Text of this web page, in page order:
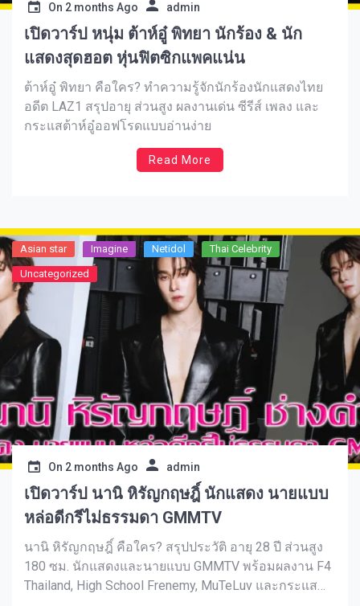
On 2 months Ago admin
เปิดวาร์ป หนุ่ม ต้าห์อู๋ พิทยา นักร้อง & นัก
แสดงสุดฮอต หุ่นฟิตซิกแพคแน่น
ต้าห์อู๋ พิทยา คือใคร? ทำความรู้จักนักร้องนักแสดงไทย
อดีต LAZ1 สรุปอายุ ส่วนสูง ผลงานเด่น ซีรีส์ เพลง และ
กระแสต้าห์อู๋ออฟโรดแบบอ่านง่าย
Read More
Asian star Imagine​ Netidol Thai Celebrity
Uncategorized
On 2 months Ago admin
เปิดวาร์ป นานิ หิรัญกฤษฎิ์ นักแสดง นายแบบ
หล่อดีกรีไม่ธรรมดา GMMTV
นานิ หิรัญกฤษฎิ์ คือใคร? สรุปประวัติ อายุ 28 ปี ส่วนสูง
180 ซม. นักแสดงและนายแบบ GMMTV พร้อมผลงาน F4
Thailand, High School Frenemy, MuTeLuv และกระแส